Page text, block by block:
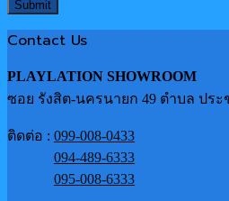
Contact Us
PLAYLATION SHOWROOM
ซอย รังสิต-นครนายก 49 ตำบล ปร
ติดต่อ : 099-008-0433
094-489-6333
095-008-6333